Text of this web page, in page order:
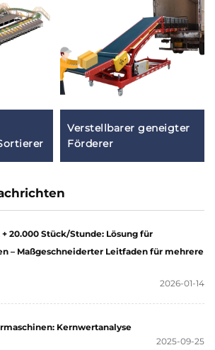
Verstellbarer geneigter
Förderer
20.000 Stück/Stunde: Lösung für
– Maßgeschneiderter Leitfaden für mehrere
2026-01-14
Kernwertanalyse
2025-09-25